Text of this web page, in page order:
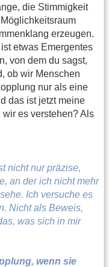
die Stimmigkeit
erzeugen.
etwas Emergentes
von dem du sagst,
ob wir Menschen
nur als eine
das ist jetzt meine
es verstehen? Als
nicht nur präzise,
an der ich nicht mehr
Ich versuche es
Nicht als Beweis,
was sich in mir
wenn sie